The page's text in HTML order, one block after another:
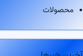
محصولات